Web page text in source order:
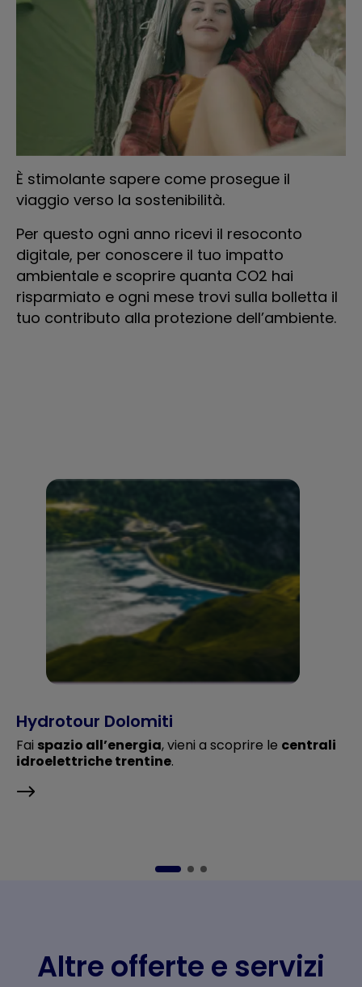
È stimolante sapere come prosegue il
viaggio verso la sostenibilità.
Per questo ogni anno ricevi il resoconto
digitale, per conoscere il tuo impatto
ambientale e scoprire quanta CO2 hai
risparmiato e ogni mese trovi sulla bolletta il
tuo contributo alla protezione dell’ambiente.
Hydrotour Dolomiti
Fai spazio all’energia, vieni a scoprire le centrali
idroelettriche trentine.
Altre offerte e servizi